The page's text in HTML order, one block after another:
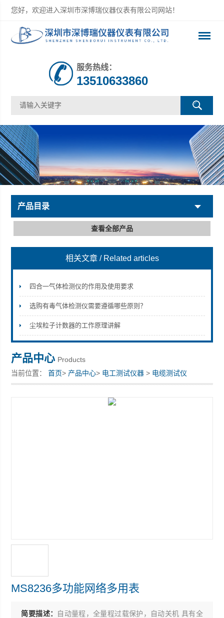
您好，欢迎进入深圳市深博瑞仪器仪表有限公司网站！
深圳市深博瑞仪器仪表有限公司
服务热线：
13510633860
产品目录
查看全部产品
相关文章 / Related articles
四合一气体检测仪的作用及使用要求
选购有毒气体检测仪需要遵循哪些原则？
尘埃粒子计数器的工作原理讲解
产品中心 Products
当前位置：首页> 产品中心> 电工测试仪器 > 电缆测试仪
MS8236多功能网络多用表
简要描述：
自动量程，全量程过载保护，自动关机 具有全